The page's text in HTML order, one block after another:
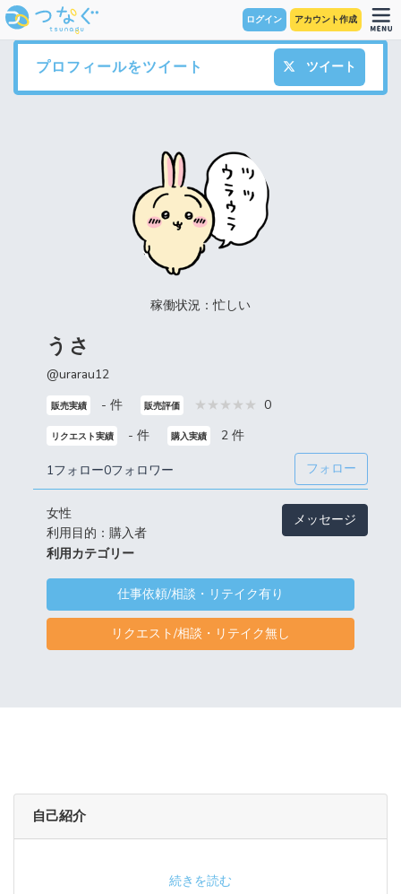
ログイン アカウント作成
プロフィールをツイート ツイート
稼働状況：忙しい
うさ
@urarau12
販売実績 - 件 販売評価 0
リクエスト実績 - 件 購入実績 2 件
1フォロー0フォロワー フォロー
女性
利用目的：購入者
メッセージ
利用カテゴリー
仕事依頼/相談・リテイク有り
リクエスト/相談・リテイク無し
自己紹介
続きを読む